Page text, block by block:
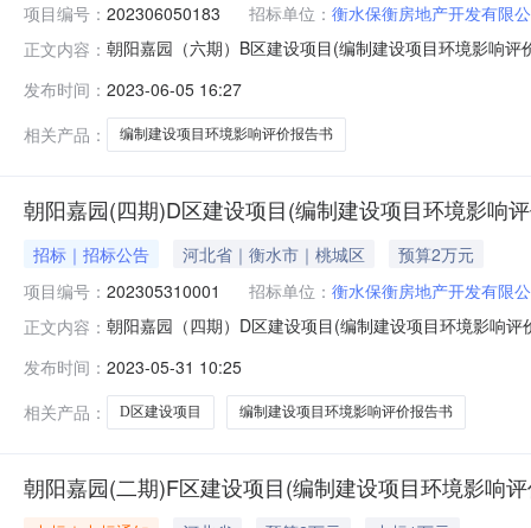
项目编号： 202306050183 招标单位： 衡水保衡房地产开发有限
正文内容： 朝阳嘉园（六期）B区建设项目(编制建设项目环境影响
响评价报告书（表）4.中介服务完成期限要求：25天5.竞
条件：经河北省政务
发布时间： 2023-06-05 16:27
相关产品：
编制建设项目环境影响评价报告书
朝阳嘉园(四期)D区建设项目(编制建设项目环境影响
招标｜招标公告 河北省｜衡水市｜桃城区
预算2万元
项目编号： 202305310001 招标单位： 衡水保衡房地产开发有限
正文内容： 朝阳嘉园（四期）D区建设项目(编制建设项目环境影响
响评价报告书（表）4.中介服务完成期限要求：30天5.竞
条件：经河北省政务
发布时间： 2023-05-31 10:25
相关产品：
D区建设项目 编制建设项目环境影响评价报告书
朝阳嘉园(二期)F区建设项目(编制建设项目环境影响